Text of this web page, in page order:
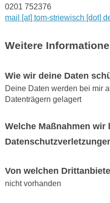
0201 752376
mail [at] tom-striewisch [dot]
Weitere
Wie wir deine Daten
Deine Daten werden bei mir
Datenträgern gelagert
Welche Maßnahmen wir
Von welchen
nicht vorhanden